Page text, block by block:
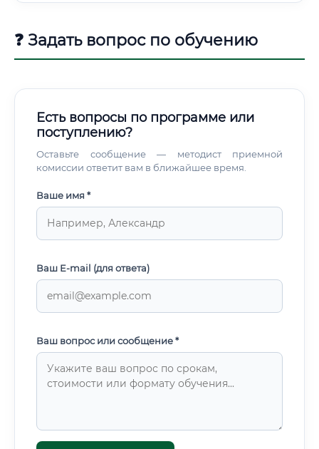
❓ Задать вопрос по обучению
Есть вопросы по программе или
поступлению?
Оставьте сообщение — методист приемной
комиссии ответит вам в ближайшее время.
Ваше имя *
Ваш E-mail (для ответа)
Ваш вопрос или сообщение *